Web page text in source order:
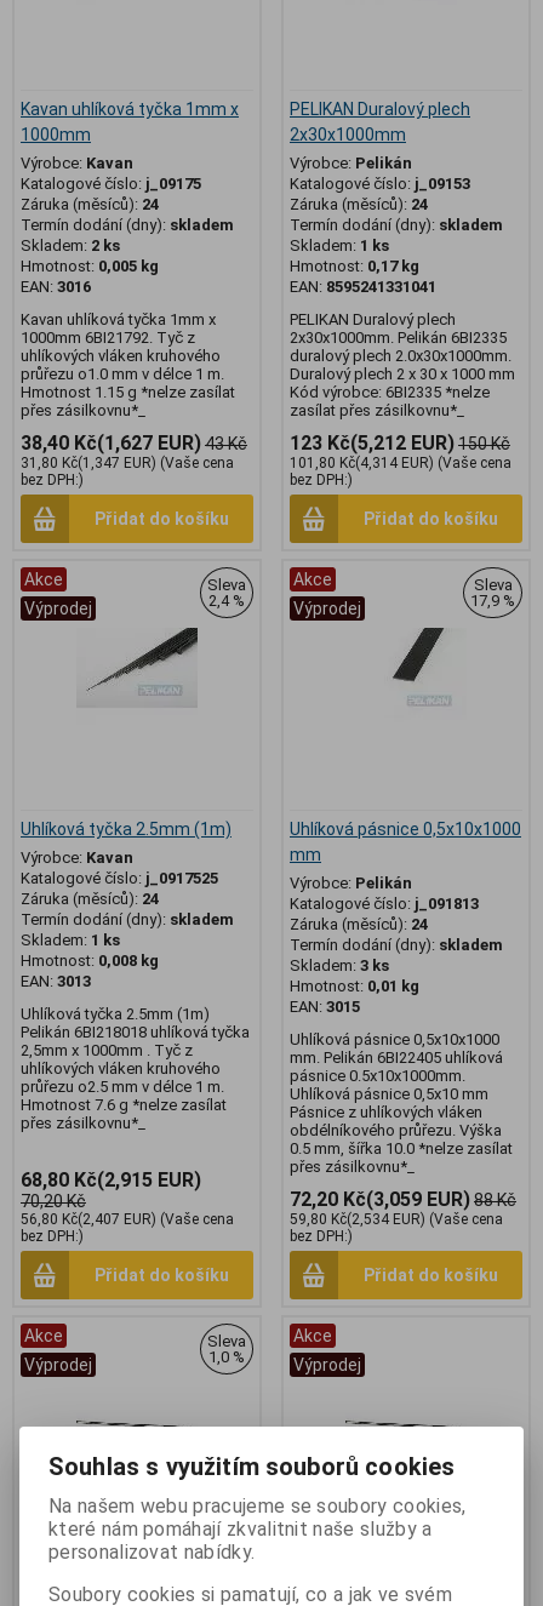
Kavan uhlíková tyčka 1mm x
1000mm
Výrobce: Kavan
Katalogové číslo: j_09175
Záruka (měsíců): 24
Termín dodání (dny): skladem
Skladem: 2 ks
Hmotnost: 0,005 kg
EAN: 3016
Kavan uhlíková tyčka 1mm x
1000mm 6BI21792. Tyč z
uhlíkových vláken kruhového
průřezu o1.0 mm v délce 1 m.
Hmotnost 1.15 g *nelze zasílat
přes zásilkovnu*_
38,40 Kč(1,627 EUR)43 Kč
31,80 Kč(1,347 EUR) (Vaše cena
bez DPH:)
Přidat do košíku
PELIKAN Duralový plech
2x30x1000mm
Výrobce: Pelikán
Katalogové číslo: j_09153
Záruka (měsíců): 24
Termín dodání (dny): skladem
Skladem: 1 ks
Hmotnost: 0,17 kg
EAN: 8595241331041
PELIKAN Duralový plech
2x30x1000mm. Pelikán 6BI2335
duralový plech 2.0x30x1000mm.
Duralový plech 2 x 30 x 1000 mm
Kód výrobce: 6BI2335 *nelze
zasílat přes zásilkovnu*_
123 Kč(5,212 EUR)150 Kč
101,80 Kč(4,314 EUR) (Vaše cena
bez DPH:)
Přidat do košíku
Akce
Výprodej
Sleva
2,4 %
Uhlíková tyčka 2.5mm (1m)
Výrobce: Kavan
Katalogové číslo: j_0917525
Záruka (měsíců): 24
Termín dodání (dny): skladem
Skladem: 1 ks
Hmotnost: 0,008 kg
EAN: 3013
Uhlíková tyčka 2.5mm (1m)
Pelikán 6BI218018 uhlíková tyčka
2,5mm x 1000mm . Tyč z
uhlíkových vláken kruhového
průřezu o2.5 mm v délce 1 m.
Hmotnost 7.6 g *nelze zasílat
přes zásilkovnu*_
68,80 Kč(2,915 EUR)
70,20 Kč
56,80 Kč(2,407 EUR) (Vaše cena
bez DPH:)
Přidat do košíku
Akce
Výprodej
Sleva
17,9 %
Uhlíková pásnice 0,5x10x1000
mm
Výrobce: Pelikán
Katalogové číslo: j_091813
Záruka (měsíců): 24
Termín dodání (dny): skladem
Skladem: 3 ks
Hmotnost: 0,01 kg
EAN: 3015
Uhlíková pásnice 0,5x10x1000
mm. Pelikán 6BI22405 uhlíková
pásnice 0.5x10x1000mm.
Uhlíková pásnice 0,5x10 mm
Pásnice z uhlíkových vláken
obdélníkového průřezu. Výška
0.5 mm, šířka 10.0 *nelze zasílat
přes zásilkovnu*_
72,20 Kč(3,059 EUR)88 Kč
59,80 Kč(2,534 EUR) (Vaše cena
bez DPH:)
Přidat do košíku
Akce
Výprodej
Sleva
1,0 %
Kavan Ocelový drát 5.0mm,
Akce
Výprodej
Kavan Ocelový drát 6.0mm,
Souhlas s využitím souborů cookies
Na našem webu pracujeme se soubory cookies,
které nám pomáhají zkvalitnit naše služby a
personalizovat nabídky.
Soubory cookies si pamatují, co a jak ve svém